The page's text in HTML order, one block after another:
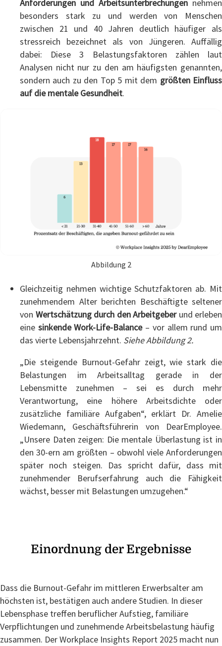
Anforderungen und Arbeitsunterbrechungen nehmen
besonders stark zu und werden von Menschen
zwischen 21 und 40 Jahren deutlich häufiger als
stressreich bezeichnet als von Jüngeren. Auffällig
dabei: Diese 3 Belastungsfaktoren zählen laut
Analysen nicht nur zu den am häufigsten genannten,
sondern auch zu den Top 5 mit dem größten Einfluss
auf die mentale Gesundheit.
Abbildung 2
Gleichzeitig nehmen wichtige Schutzfaktoren ab. Mit
zunehmendem Alter berichten Beschäftigte seltener
von Wertschätzung durch den Arbeitgeberund erleben
eine sinkende Work-Life-Balance– vor allem rund um
das vierte Lebensjahrzehnt. Siehe Abbildung 2.
„Die steigende Burnout-Gefahr zeigt, wie stark die
Belastungen im Arbeitsalltag gerade in der
Lebensmitte zunehmen – sei es durch mehr
Verantwortung, eine höhere Arbeitsdichte oder
zusätzliche familiäre Aufgaben“, erklärt Dr. Amelie
Wiedemann, Geschäftsführerin von DearEmployee.
„Unsere Daten zeigen: Die mentale Überlastung ist in
den 30-ern am größten – obwohl viele Anforderungen
später noch steigen. Das spricht dafür, dass mit
zunehmender Berufserfahrung auch die Fähigkeit
wächst, besser mit Belastungen umzugehen.“
Einordnung der Ergebnisse
Dass die Burnout-Gefahr im mittleren Erwerbsalter am
höchsten ist, bestätigen auch andere Studien. In dieser
Lebensphase treffen beruflicher Aufstieg, familiäre
Verpflichtungen und zunehmende Arbeitsbelastung häufig
zusammen. DerWorkplace Insights Report 2025 macht nun